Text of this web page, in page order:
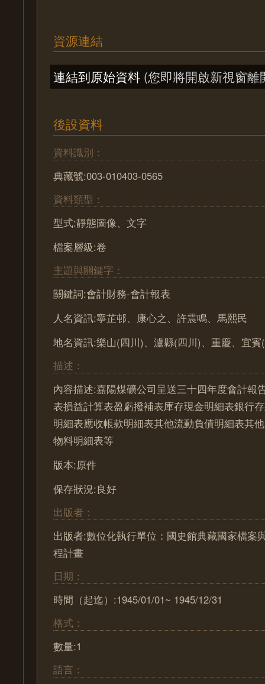
資源連結
連結到原始資料 (您即將開啟新視窗離
後設資料
資料識別：
典藏號:003-010403-0565
資料類型：
型式:靜態圖像、文字
檔案層級:卷
主題與關鍵字：
關鍵詞:會計財務-會計報表
人名資訊:寧芷邨、康心之、許震鳴、馬熙民
地名資訊:樂山(四川)、瀘縣(四川)、重慶、宜賓
描述：
內容描述:嘉陽煤礦公司呈送三十四年度會計報
表損益計算表盈虧撥補表庫存現金明細表銀行
明細表應收帳款明細表其他流動負債明細表其
物料明細表等
版本:原件
保存狀況:良好
出版者：
出版者:數位化執行單位：國史館典藏國家檔案
程計畫
日期：
時間（起迄）:1945/01/01~ 1945/12/31
格式：
數量:1
語言：